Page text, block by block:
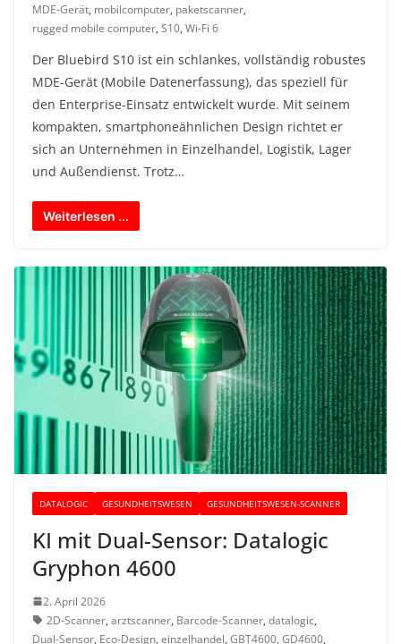
MDE-Gerät, mobilcomputer, paketscanner,
rugged mobile computer, S10, Wi-Fi 6
Der Bluebird S10 ist ein schlankes, vollständig robustes
MDE-Gerät (Mobile Datenerfassung), das speziell für
den Enterprise-Einsatz entwickelt wurde. Mit seinem
kompakten, smartphoneähnlichen Design richtet er
sich an Unternehmen in Einzelhandel, Logistik, Lager
und Außendienst. Trotz…
Weiterlesen ...
DATALOGIC GESUNDHEITSWESEN GESUNDHEITSWESEN-SCANNER
KI mit Dual-Sensor: Datalogic
Gryphon 4600
2. April 2026
2D-Scanner, arztscanner, Barcode-Scanner, datalogic,
Dual-Sensor, Eco-Design, einzelhandel, GBT4600, GD4600,